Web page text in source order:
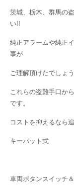
茨城、栃木、群馬の
い!!
純正アラームや純正
事が
ご理解頂けたでしょ
これらの盗難手口か
です。
コストを抑えるなら
キーパット式
車両ボタンスイッチ